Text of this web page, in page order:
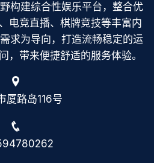
构建综合性娱乐平台，整合优
电竞直播、棋牌竞技等丰富内
求为导向，打造流畅稳定的运
，带来便捷舒适的服务体验。
厦路岛116号